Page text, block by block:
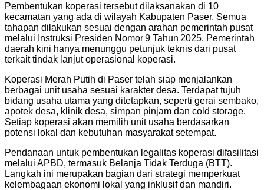
Pembentukan koperasi tersebut dilaksanakan di 10
kecamatan yang ada di wilayah Kabupaten Paser. Semua
tahapan dilakukan sesuai dengan arahan pemerintah pusat
melalui Instruksi Presiden Nomor 9 Tahun 2025. Pemerintah
daerah kini hanya menunggu petunjuk teknis dari pusat
terkait tindak lanjut operasional koperasi.
Koperasi Merah Putih di Paser telah siap menjalankan
berbagai unit usaha sesuai karakter desa. Terdapat tujuh
bidang usaha utama yang ditetapkan, seperti gerai sembako,
apotek desa, klinik desa, simpan pinjam dan cold storage.
Setiap koperasi akan memilih unit usaha berdasarkan
potensi lokal dan kebutuhan masyarakat setempat.
Pendanaan untuk pembentukan legalitas koperasi difasilitasi
melalui APBD, termasuk Belanja Tidak Terduga (BTT).
Langkah ini merupakan bagian dari strategi memperkuat
kelembagaan ekonomi lokal yang inklusif dan mandiri.